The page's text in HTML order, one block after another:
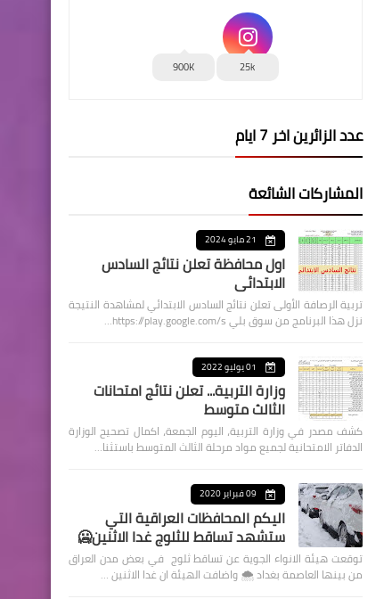
25k
900K
عدد الزائرين اخر 7 ايام
المشاركات الشائعة
21 مايو 2024
اول محافظة تعلن نتائج السادس
الابتدائي
تربية الرصافة الأولى تعلن نتائج السادس الابتدائي لمشاهدة النتيجة
نزل هذا البرنامج من سوق بلي https://play.google.com/s…
01 يوليو 2022
وزارة التربية... تعلن نتائج امتحانات
الثالث متوسط
كشف مصدر في وزارة التربية، اليوم الجمعة، اكمال تصحيح الوزارة
الدفاتر الامتحانية لجميع مواد مرحلة الثالث المتوسط باستثنا…
09 فبراير 2020
اليكم المحافظات العراقية التي
ستشهد تساقط للثلوج غدا الاثنين🥶
توقعت هيئة الانواء الجوية عن تساقط ثلوج في بعض مدن العراق
من بينها العاصمة بغداد ⁦🌨️⁩ واضافت الهيئة ان غدا الاثنين …